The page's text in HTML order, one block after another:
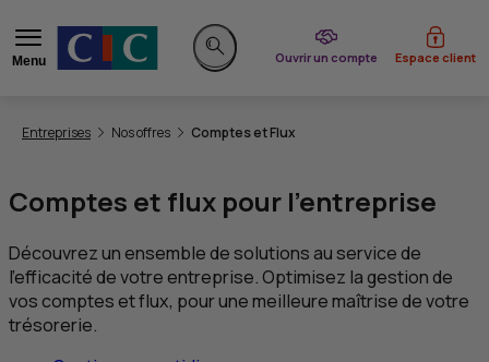
Menu
Rechercher sur le site
Ouvrir un compte
du CIC Espace client
Entreprises Nos offres Comptes et Flux
Comptes et flux pour l’entreprise
Découvrez un ensemble de solutions au service de
l’efficacité de votre entreprise. Optimisez la gestion de
vos comptes et flux, pour une meilleure maîtrise de votre
trésorerie.